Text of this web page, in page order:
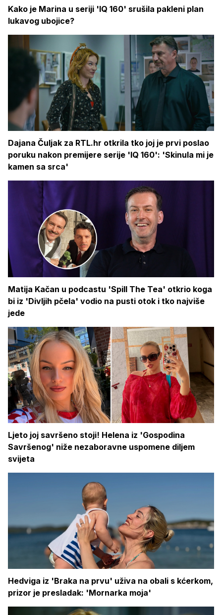
Kako je Marina u seriji 'IQ 160' srušila pakleni plan
lukavog ubojice?
Dajana Čuljak za RTL.hr otkrila tko joj je prvi poslao
poruku nakon premijere serije 'IQ 160': 'Skinula mi je
kamen sa srca'
Matija Kačan u podcastu 'Spill The Tea' otkrio koga
bi iz 'Divljih pčela' vodio na pusti otok i tko najviše
jede
Ljeto joj savršeno stoji! Helena iz 'Gospodina
Savršenog' niže nezaboravne uspomene diljem
svijeta
Hedviga iz 'Braka na prvu' uživa na obali s kćerkom,
prizor je presladak: 'Mornarka moja'